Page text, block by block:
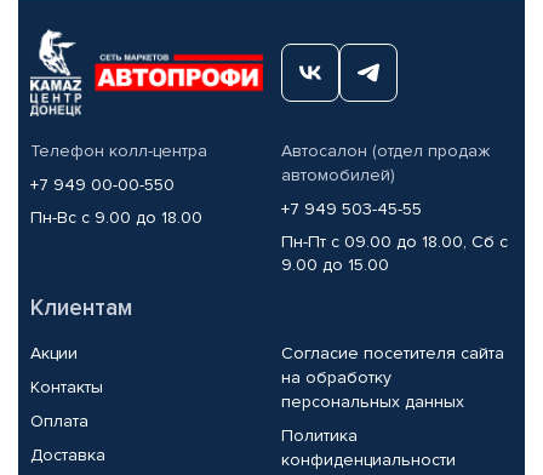
Телефон колл-центра
+7 949 00-00-550
Пн-Вс с 9.00 до 18.00
Автосалон (отдел продаж
автомобилей)
+7 949 503-45-55
Пн-Пт с 09.00 до 18.00, Сб с
9.00 до 15.00
Клиентам
Акции
Контакты
Оплата
Доставка
Согласие посетителя сайта
на обработку
персональных данных
Политика
конфиденциальности